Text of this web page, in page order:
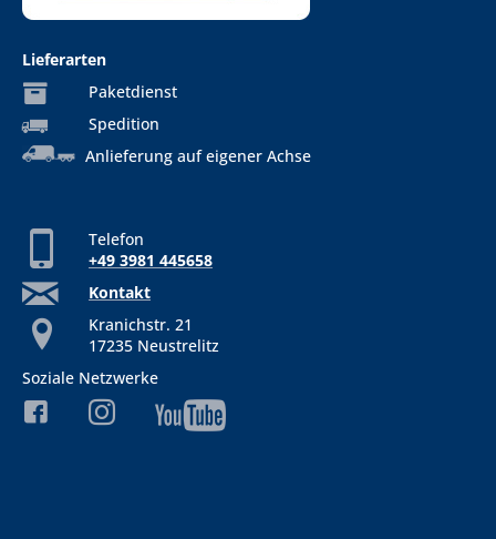
Lieferarten
Paketdienst
Spedition
Anlieferung auf eigener Achse
Telefon
+49 3981 445658
Kontakt
Kranichstr. 21
17235 Neustrelitz
Soziale Netzwerke